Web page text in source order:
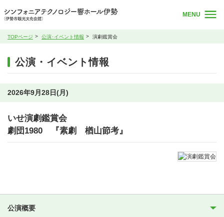
MENU
TOPページ 公演･イベント情報 演劇鑑賞会
公演・イベント情報
2026年9月28日(月)
いせ演劇鑑賞会
劇団1980 『素劇 楢山節考』
公演概要